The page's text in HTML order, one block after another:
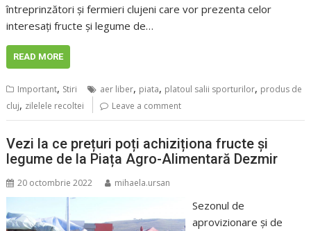
întreprinzători și fermieri clujeni care vor prezenta celor
interesați fructe și legume de…
READ MORE
Important, Stiri aer liber, piata, platoul salii sporturilor, produs de
cluj, zilelele recoltei Leave a comment
Vezi la ce prețuri poți achiziționa fructe și
legume de la Piața Agro-Alimentară Dezmir
20 octombrie 2022 mihaela.ursan
Sezonul de
aprovizionare și de